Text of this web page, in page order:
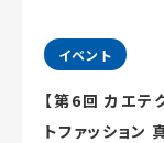
イベント
【第6回 カエテ
トファッション